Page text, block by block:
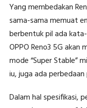
Yang membedakan
sama-sama memuat
berbentuk pil ada
OPPO Reno3 5G
mode “Super Stable”
iu, juga ada
Dalam hal spesifikasi,